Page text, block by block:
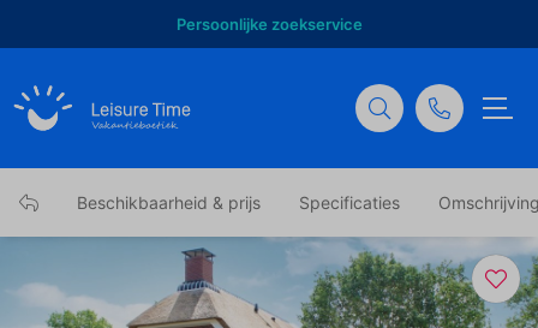
Persoonlijke zoekservice
Beschikbaarheid & prijs Specificaties